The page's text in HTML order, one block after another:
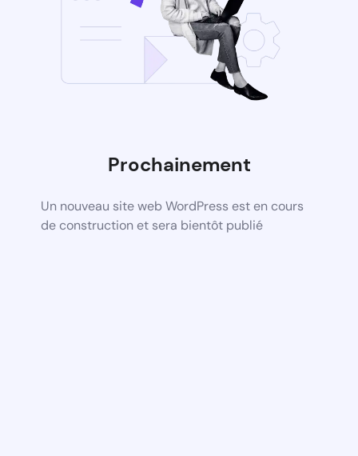
Prochainement
Un nouveau site web WordPress est en cours
de construction et sera bientôt publié